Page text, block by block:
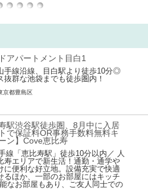
アパートメント目白1
手線沿線、目白駅より徒歩10分◎
抜群な池袋までも徒歩圏内！
京都豊島区
寿駅渋谷駅徒歩圏、8月中に入居
で保証料OR事務手数料無料キ
ン】Cove恵比寿
線「恵比寿駅」徒歩10分以内／ 人
寿エリアで新生活！通勤・通学や
に便利な好立地。設備充実で快適
るほか、一部のお部屋にはキッチ
なお部屋もあり、ご友人同士での